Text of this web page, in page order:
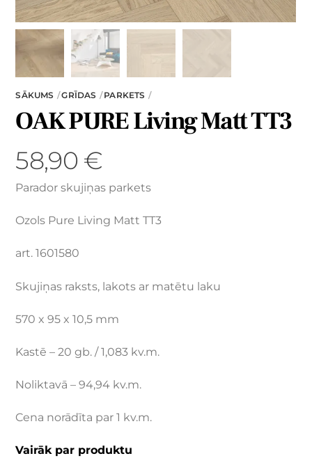
SĀKUMS GRĪDAS PARKETS
OAK PURE Living Matt TT3
58,90 €
Parador skujiņas parkets
Ozols Pure Living Matt TT3
art. 1601580
Skujiņas raksts, lakots ar matētu laku
570 x 95 x 10,5 mm
Kastē – 20 gb. / 1,083 kv.m.
Noliktavā – 94,94 kv.m.
Cena norādīta par 1 kv.m.
Vairāk par produktu